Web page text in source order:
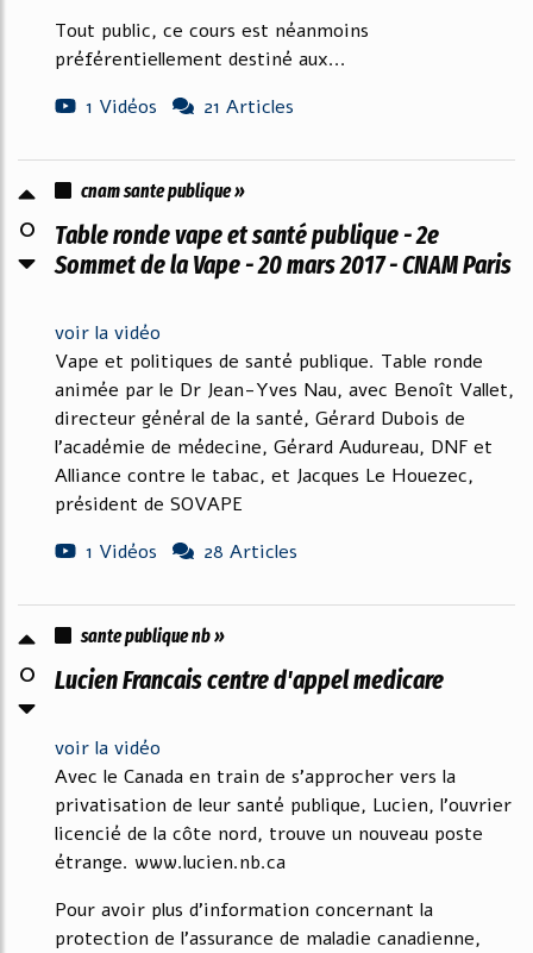
Tout public, ce cours est néanmoins
préférentiellement destiné aux...
1 Vidéos
21 Articles
0
cnam sante publique »
Table ronde vape et santé publique - 2e
Sommet de la Vape - 20 mars 2017 - CNAM Paris
voir la vidéo
Vape et politiques de santé publique. Table ronde
animée par le Dr Jean-Yves Nau, avec Benoît Vallet,
directeur général de la santé, Gérard Dubois de
l'académie de médecine, Gérard Audureau, DNF et
Alliance contre le tabac, et Jacques Le Houezec,
président de SOVAPE
1 Vidéos
28 Articles
0
sante publique nb »
Lucien Francais centre d'appel medicare
voir la vidéo
Avec le Canada en train de s'approcher vers la
privatisation de leur santé publique, Lucien, l'ouvrier
licencié de la côte nord, trouve un nouveau poste
étrange. www.lucien.nb.ca
Pour avoir plus d'information concernant la
protection de l'assurance de maladie canadienne,